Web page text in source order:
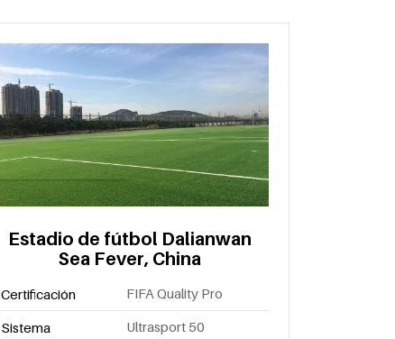
Estadio de fútbol Dalianwan
Sea Fever, China
Certificación FIFA Quality Pro
Sistema Ultrasport 50